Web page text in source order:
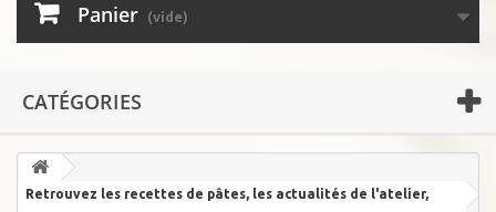
Panier (vide)
CATÉGORIES
Retrouvez les recettes de pâtes, les actualités de l'atelier,